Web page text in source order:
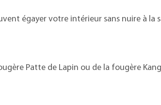
égayer votre intérieur sans nuire à la
Patte de Lapin ou de la fougère